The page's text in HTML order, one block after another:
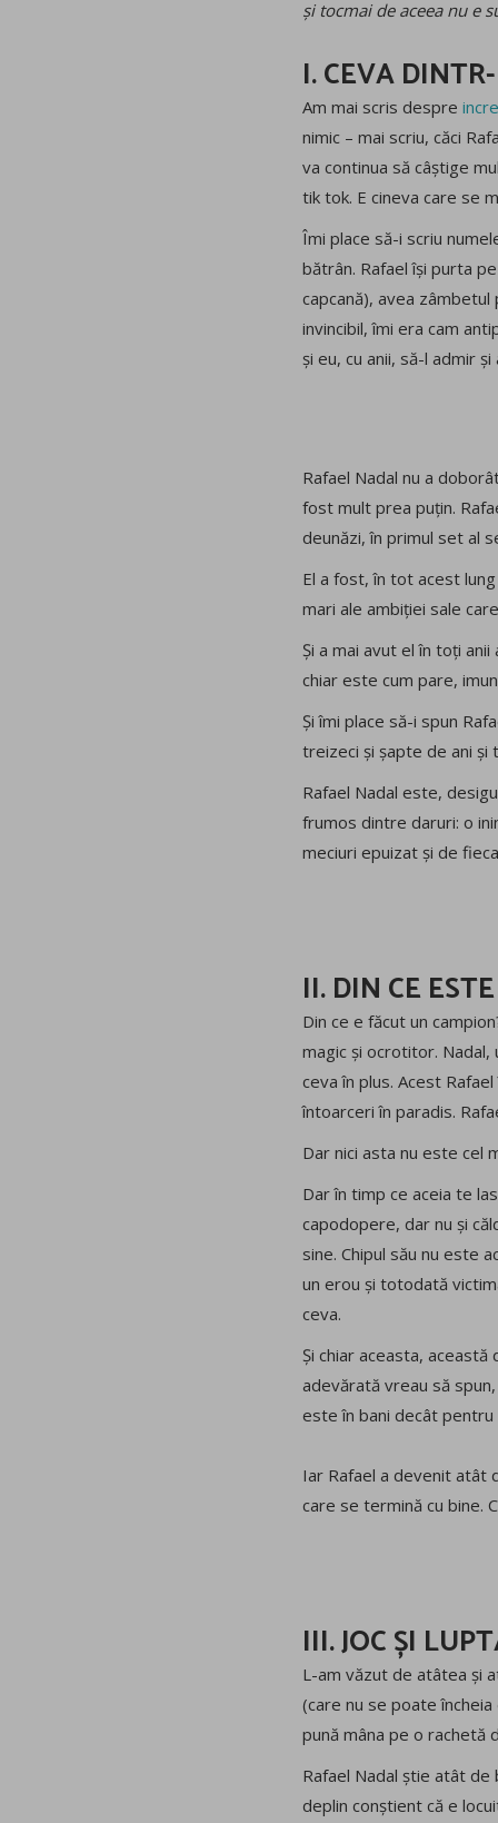
și tocmai de aceea nu e
I. CEVA
Am mai scris despre
nimic – mai scriu, căci
va continua să câștige
tik tok. E cineva care se
Îmi place să-i scriu
bătrân. Rafael își purta
capcană), avea
invincibil, îmi era cam
și eu, cu anii, să-l admir
Rafael Nadal nu a
fost mult prea puțin.
deunăzi, în primul set al
El a fost, în tot acest
mari ale ambiției sale
Și a mai avut el în toți
chiar este cum pare,
Și îmi place să-i spun
treizeci și șapte de ani
Rafael Nadal este,
frumos dintre daruri: o
meciuri epuizat și de
II. DIN CE
Din ce e făcut un
magic și ocrotitor.
ceva în plus. Acest
întoarceri în paradis.
Dar nici asta nu este cel
Dar în timp ce aceia te
capodopere, dar nu și
sine. Chipul său nu este
un erou și totodată
ceva.
Și chiar aceasta,
adevărată vreau să
este în bani decât pentru
Iar Rafael a devenit atât
care se termină cu bine.
III. JOC ȘI
L-am văzut de atâtea și
(care nu se poate
pună mâna pe o rachetă
Rafael Nadal știe atât de
deplin conștient că e